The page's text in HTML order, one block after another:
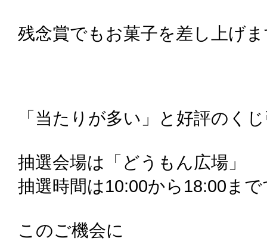
残念賞でもお菓子を差し上げ
「当たりが多い」と好評のく
抽選会場は「どうもん広場」
抽選時間は10:00から18:00ま
このご機会に